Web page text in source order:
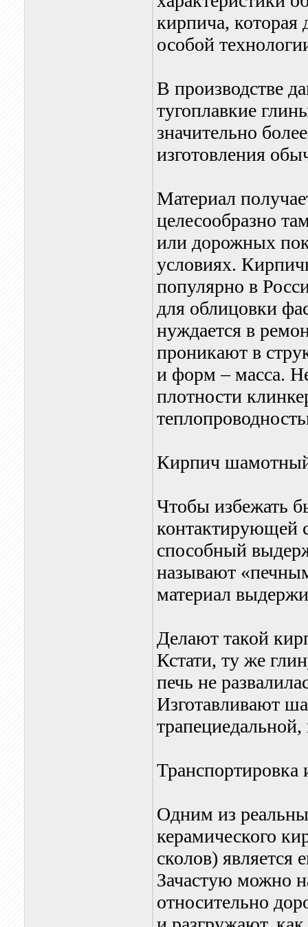
кирпича, которая
особой
В производстве
тугоплавкие
значительно
изготовления
Материал
целесообразно
или дорожных
условиях.
популярно в
для облицовки
нуждается в
проникают в
и форм – масса.
плотности
Кирпич
Чтобы избежать
контактирующей
способный
называют
материал
Делают такой
Кстати, ту же
печь не
Изготавливают
Транспортировка
Одним из
керамического
сколов) является
Зачастую можно
относительно